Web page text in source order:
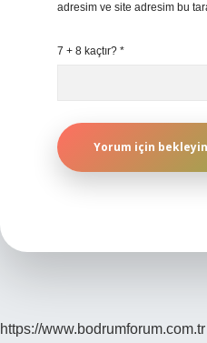
adresim ve site adresim bu
7 + 8 kaçtır? *
https://www.bodrumforum.com.tr